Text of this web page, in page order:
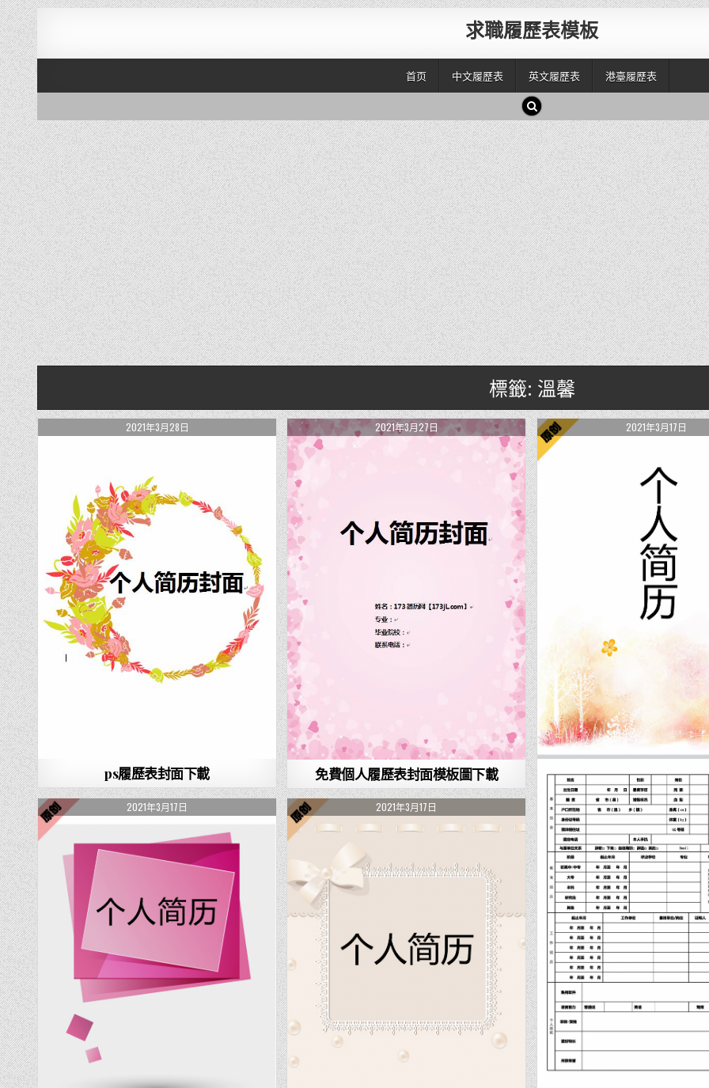
求職履歷表模板
首页 中文履歷表 英文履歷表 港臺履歷表
標籤: 溫馨
2021年3月28日
ps履歷表封面下載
2021年3月27日
免費個人履歷表封面模板圖下載
2021年3月17日
2021年3月17日 2021年3月17日